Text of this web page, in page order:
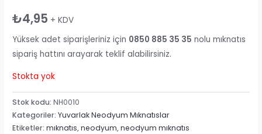
₺4,95 + KDV
Yüksek adet siparişleriniz için 0850 885 35 35 nolu mıknatıs
sipariş hattını arayarak teklif alabilirsiniz.
Stokta yok
Stok kodu:NH0010
Kategoriler:Yuvarlak Neodyum Mıknatıslar
Etiketler:mıknatıs,neodyum,neodyum mıknatıs